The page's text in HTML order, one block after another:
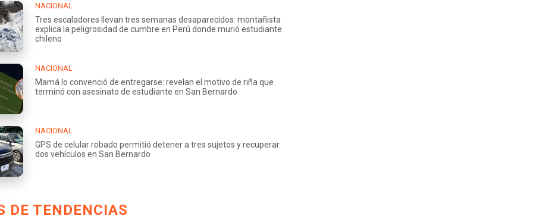
NACIONAL
Tres escaladores llevan tres semanas desaparecidos: montañista
explica la peligrosidad de cumbre en Perú donde murió estudiante
chileno
NACIONAL
Mamá lo convenció de entregarse: revelan el motivo de riña que
terminó con asesinato de estudiante en San Bernardo
NACIONAL
GPS de celular robado permitió detener a tres sujetos y recuperar
dos vehículos en San Bernardo
DE TENDENCIAS